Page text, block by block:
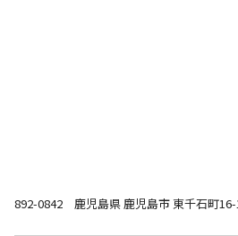
892-0842 鹿児島県 鹿児島市 東千石町16-